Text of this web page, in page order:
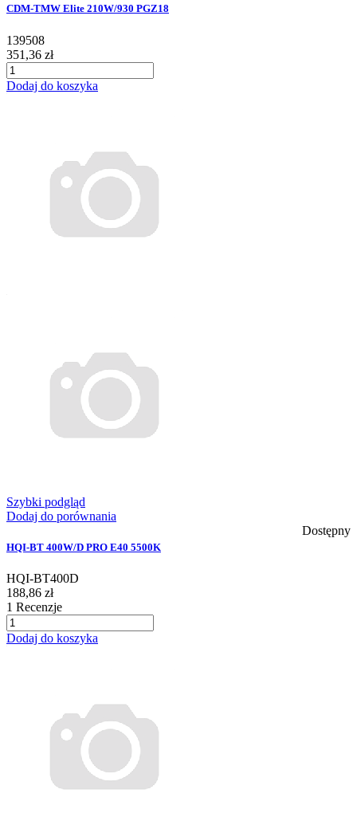
CDM-TMW Elite 210W/930 PGZ18
139508
351,36 zł
Dodaj do koszyka
Szybki podgląd
Dodaj do porównania
Dostępny
HQI-BT 400W/D PRO E40 5500K
HQI-BT400D
188,86 zł
1 Recenzje
Dodaj do koszyka